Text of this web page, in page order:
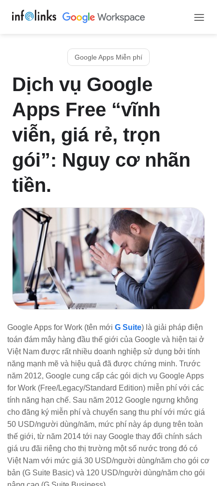
qua
Google Apps Miễn phí
Dịch vụ Google
Apps Free “vĩnh
viễn, giá rẻ, trọn
gói”: Nguy cơ nhãn
tiền.
Google Apps for Work (tên mới G Suite) là giải pháp điện
toán đám mây hàng đầu thế giới của Google và hiện tại ở
Việt Nam được rất nhiều doanh nghiệp sử dụng bởi tính
năng mạnh mẽ và hiệu quả đã được chứng minh. Trước
năm 2012, Google cung cấp các gói dịch vụ Google Apps
for Work (Free/Legacy/Standard Edition) miễn phí với các
tính năng hạn chế. Sau năm 2012 Google ngưng không
cho đăng ký miễn phí và chuyển sang thu phí với mức giá
50 USD/người dùng/năm, mức phí này áp dụng trên toàn
thế giới, từ năm 2014 tới nay Google thay đổi chính sách
giá ưu đãi riêng cho thị trường một số nước trong đó có
Việt Nam với mức giá 30 USD/người dùng/năm cho gói cơ
bản (G Suite Basic) và 120 USD/người dùng/năm cho gói